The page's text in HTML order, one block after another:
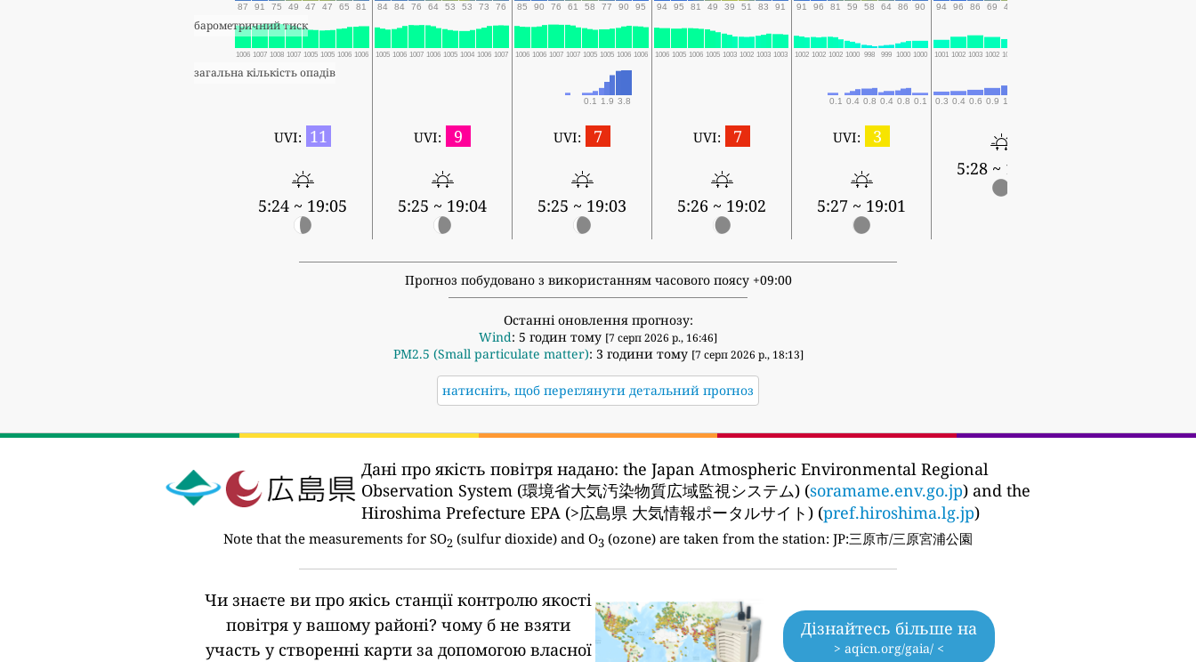
87 91 75 49 47 47 65 81 84 84 76 64 53 53 73 76 85 90 76 61 58 77 90 95 94 95 81 49 39 51 83 91 91 96 81 59 58 64 86 90 94 96 86 69 48
барометричний тиск
1006 1007 1008 1007 1005 1005 1006 1006 1005 1006 1007 1006 1005 1004 1006 1007 1006 1006 1007 1007 1005 1005 1006 1006 1006 1005 1006 1005 1003 1002 1003 1003 1002 1002 1002 1000 998 999 1000 1000 1001 1002 1003 1002 1001
загальна кількість опадів
0.1 1.9 3.8 0.1 0.4 0.8 0.4 0.8 0.1 0.3 0.4 0.6 0.9 1.3
UVI: 11
5:24 ~ 19:05
UVI: 9
5:25 ~ 19:04
UVI: 7
5:25 ~ 19:03
UVI: 7
5:26 ~ 19:02
UVI: 3
5:27 ~ 19:01
5:28 ~ 19:00
Прогноз побудовано з використанням часового поясу +09:00
Останні оновлення прогнозу:
Wind: 5 годин тому [7 серп 2026 р., 16:46]
PM2.5 (Small particulate matter): 3 години тому [7 серп 2026 р., 18:13]
натисніть, щоб переглянути детальний прогноз
Дані про якість повітря надано: the Japan Atmospheric Environmental Regional
Observation System (環境省大気汚染物質広域監視システム) (soramame.env.go.jp) and the
Hiroshima Prefecture EPA (>広島県 大気情報ポータルサイト) (pref.hiroshima.lg.jp)
Note that the measurements for SO2 (sulfur dioxide) and O3 (ozone) are taken from the station: JP:三原市/三原宮浦公園
Чи знаєте ви про якісь станції контролю якості
повітря у вашому районі? чому б не взяти
участь у створенні карти за допомогою власної
Дізнайтесь більше на
> aqicn.org/gaia/ <